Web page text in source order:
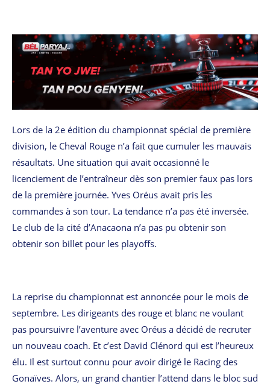
Lors de la 2e édition du championnat spécial de première
division, le Cheval Rouge n’a fait que cumuler les mauvais
résaultats. Une situation qui avait occasionné le
licenciement de l’entraîneur dès son premier faux pas lors
de la première journée. Yves Oréus avait pris les
commandes à son tour. La tendance n’a pas été inversée.
Le club de la cité d’Anacaona n’a pas pu obtenir son
obtenir son billet pour les playoffs.
La reprise du championnat est annoncée pour le mois de
septembre. Les dirigeants des rouge et blanc ne voulant
pas poursuivre l’aventure avec Oréus a décidé de recruter
un nouveau coach. Et c’est David Clénord qui est l’heureux
élu. Il est surtout connu pour avoir dirigé le Racing des
Gonaïves. Alors, un grand chantier l’attend dans le bloc sud